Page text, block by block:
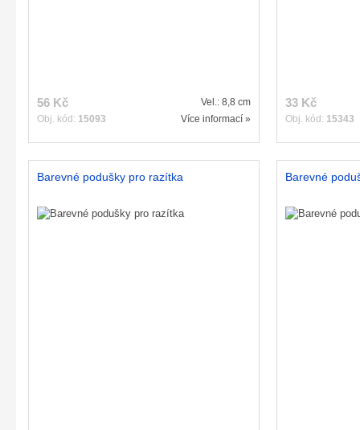
56 Kč
Obj. kód: 15093
Vel.: 8,8 cm
Více informací »
33 Kč
Obj. kód: 15343
Barevné podušky pro razítka Barevné